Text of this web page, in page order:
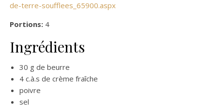
de-terre-soufflees_65900.aspx
Portions: 4
Ingrédients
30 g de beurre
4 c.à.s de crème fraîche
poivre
sel